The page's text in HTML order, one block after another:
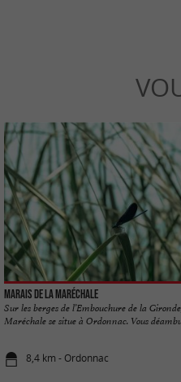
Marais de la Maréchale
Sur les berges de l’Embouchure de la
Maréchale se situe à Ordonnac. Vous
8,4 km - Ordonnac